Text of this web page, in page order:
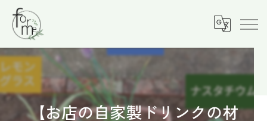
【お店の自家製ドリンクの材